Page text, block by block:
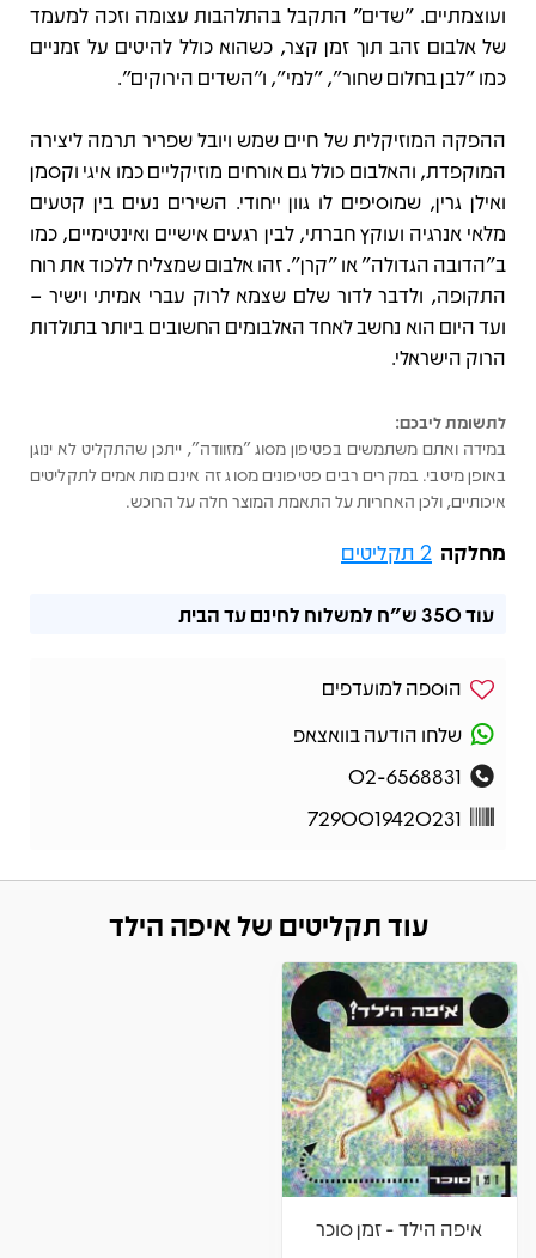
ועוצמתיים. "שדים" התקבל בהתלהבות עצומה וזכה למעמד
של אלבום זהב תוך זמן קצר, כשהוא כולל להיטים על זמניים
כמו "לבן בחלום שחור", "למי", ו"השדים הירוקים".
ההפקה המוזיקלית של חיים שמש ויובל שפריר תרמה ליצירה
המוקפדת, והאלבום כולל גם אורחים מוזיקליים כמו איגי וקסמן
ואילן גרין, שמוסיפים לו גוון ייחודי. השירים נעים בין קטעים
מלאי אנרגיה ועוקץ חברתי, לבין רגעים אישיים ואינטימיים, כמו
ב"הדובה הגדולה" או "קרן". זהו אלבום שמצליח ללכוד את רוח
התקופה, ולדבר לדור שלם שצמא לרוק עברי אמיתי וישיר –
ועד היום הוא נחשב לאחד האלבומים החשובים ביותר בתולדות
הרוק הישראלי.
לתשומת ליבכם:
במידה ואתם משתמשים בפטיפון מסוג "מזוודה", ייתכן שהתקליט לא ינוגן
באופן מיטבי. במקרים רבים פטיפונים מסוג זה אינם מותאמים לתקליטים
איכותיים, ולכן האחריות על התאמת המוצר חלה על הרוכש.
מחלקה 2 תקליטים
עוד350 ש"ח למשלוח לחינם עד הבית
הוספה למועדפים
שלחו הודעה בוואצאפ
02-6568831
7290019420231
עוד תקליטים של איפה הילד
איפה הילד - זמן סוכר